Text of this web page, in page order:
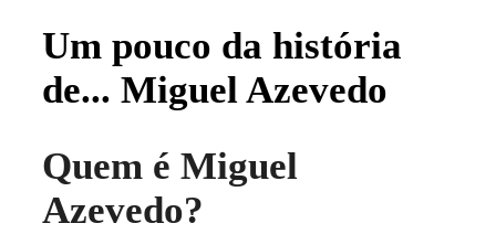
Um pouco da história
de... Miguel Azevedo
Quem é Miguel
Azevedo?